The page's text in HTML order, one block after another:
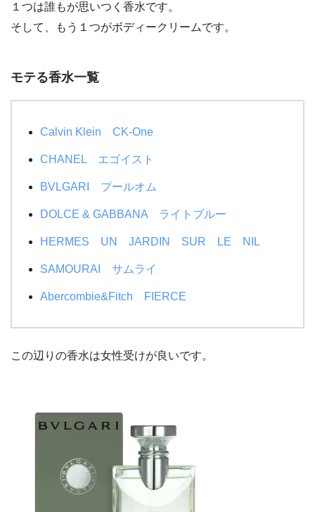
１つは誰もが思いつく香水です。
そして、もう１つがボディークリームです。
モテる香水一覧
Calvin Klein CK-One
CHANEL エゴイスト
BVLGARI プールオム
DOLCE & GABBANA ライトブルー
HERMES UN JARDIN SUR LE NIL
SAMOURAI サムライ
Abercombie&Fitch FIERCE
この辺りの香水は女性受けが良いです。